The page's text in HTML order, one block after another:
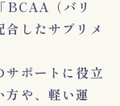
BCAA（バリ
合したサプリメ
サポートに役立
方や、軽い運